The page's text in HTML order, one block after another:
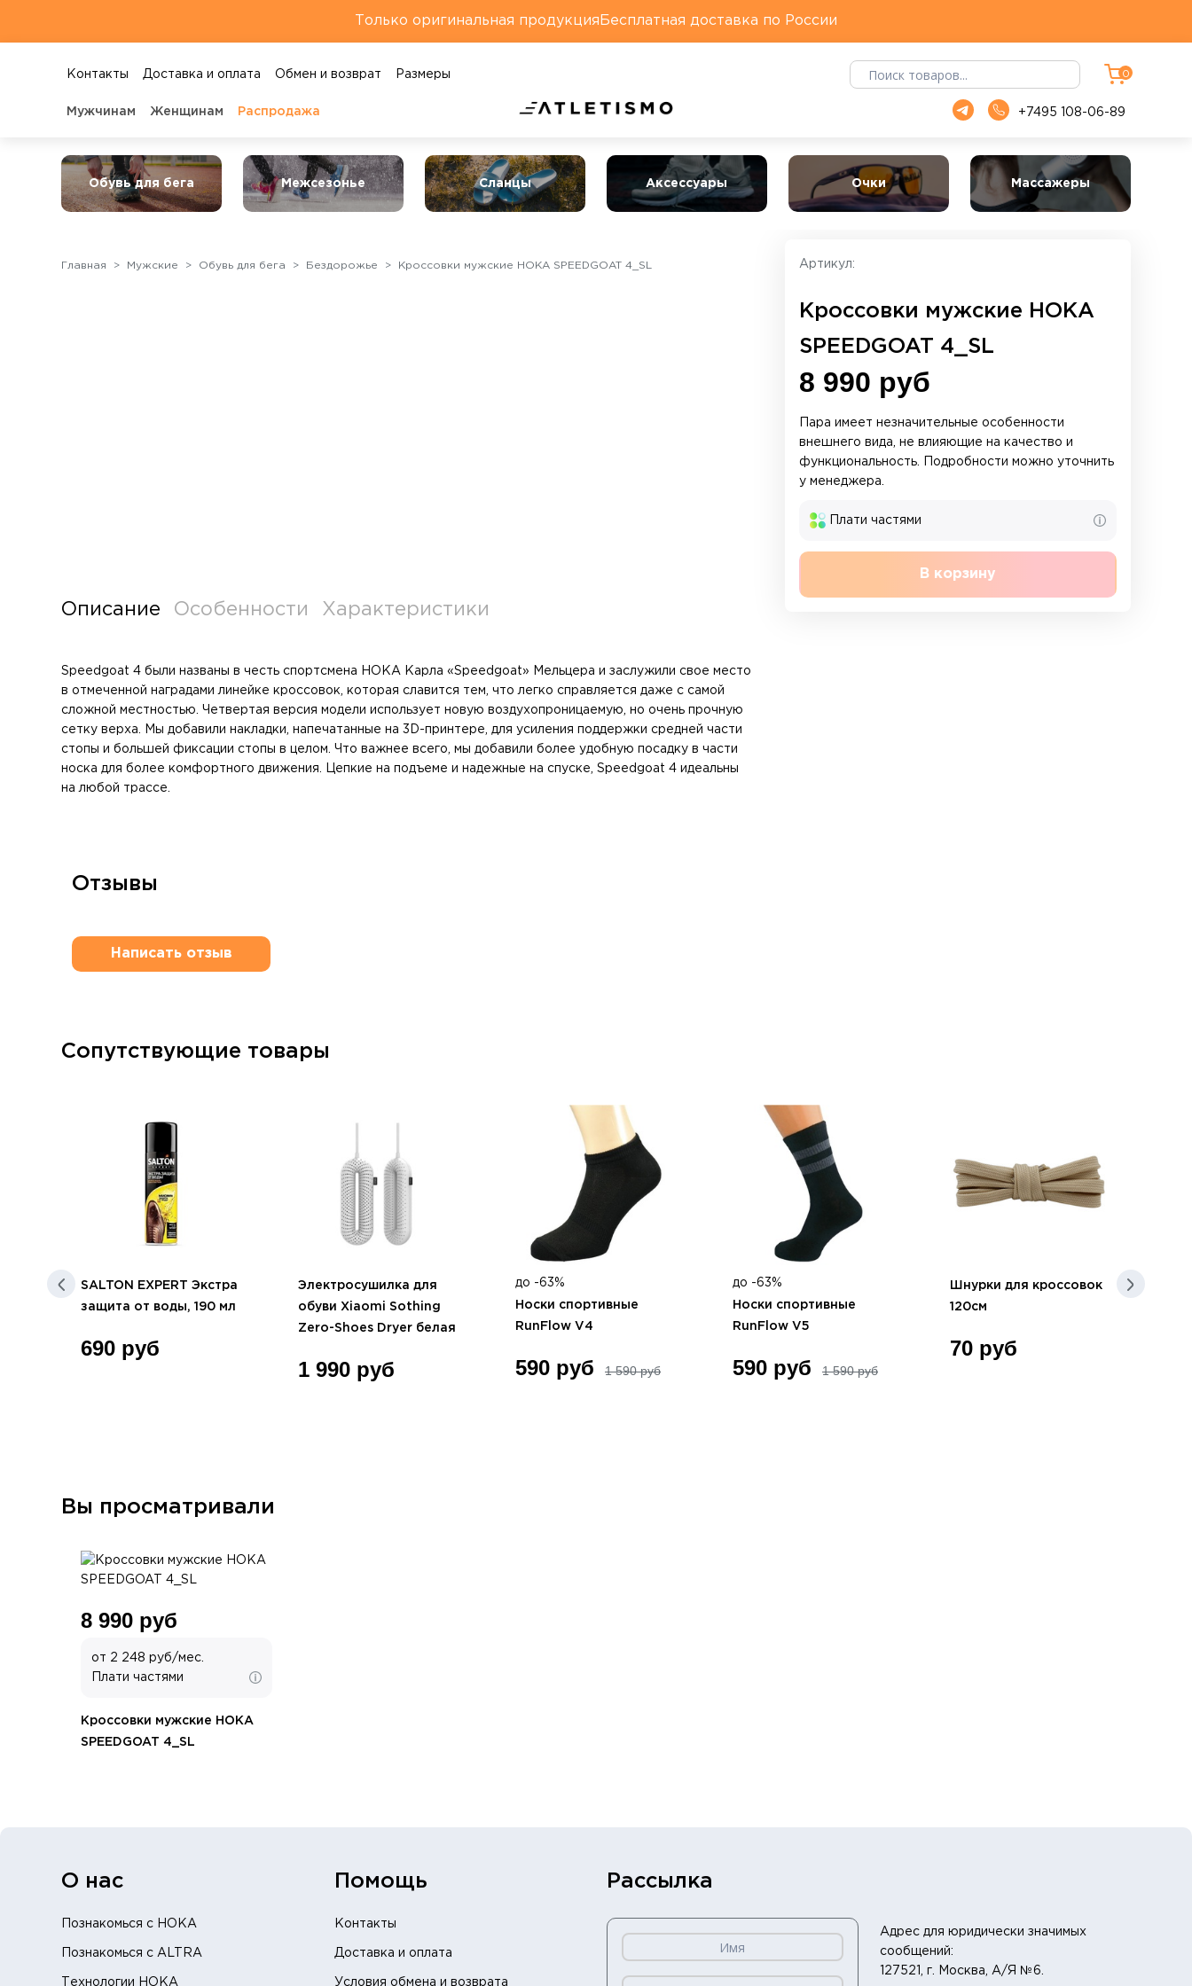
Только оригинальная продукция Бесплатная доставка по России
Контакты Доставка и оплата Обмен и возврат Размеры 0
Мужчинам Женщинам Распродажа +7495 108-06-89
Обувь для бега Межсезонье Сланцы Аксессуары Очки Массажеры
Главная Мужские Обувь для бега Бездорожье Кроссовки мужские HOKA SPEEDGOAT 4_SL
Описание Особенности Характеристики
Speedgoat 4 были названы в честь спортсмена HOKA Карла «Speedgoat» Мельцера и заслужили свое место
в отмеченной наградами линейке кроссовок, которая славится тем, что легко справляется даже с самой
сложной местностью. Четвертая версия модели использует новую воздухопроницаемую, но очень прочную
сетку верха. Мы добавили накладки, напечатанные на 3D-принтере, для усиления поддержки средней части
стопы и большей фиксации стопы в целом. Что важнее всего, мы добавили более удобную посадку в части
носка для более комфортного движения. Цепкие на подъеме и надежные на спуске, Speedgoat 4 идеальны
на любой трассе.
Отзывы
Написать отзыв
Артикул:
Кроссовки мужские HOKA
SPEEDGOAT 4_SL
8 990 руб
Пара имеет незначительные особенности
внешнего вида, не влияющие на качество и
функциональность. Подробности можно уточнить
у менеджера.
Плати частями
В корзину
Сопутствующие товары
SALTON EXPERT Экстра
защита от воды, 190 мл
690 руб
Электросушилка для
обуви Xiaomi Sothing
Zero-Shoes Dryer белая
1 990 руб
до -63%
Носки спортивные
RunFlow V4
590 руб 1 590 руб
до -63%
Носки спортивные
RunFlow V5
590 руб 1 590 руб
Шнурки для кроссовок
120см
70 руб
Вы просматривали
8 990 руб
от 2 248 руб/мес.
Плати частями
Кроссовки мужские HOKA
SPEEDGOAT 4_SL
О нас
Познакомься с HOKA
Познакомься с ALTRA
Технологии HOKA
Помощь
Контакты
Доставка и оплата
Условия обмена и возврата
Рассылка
Адрес для юридически значимых
сообщений:
127521, г. Москва, А/Я №6.